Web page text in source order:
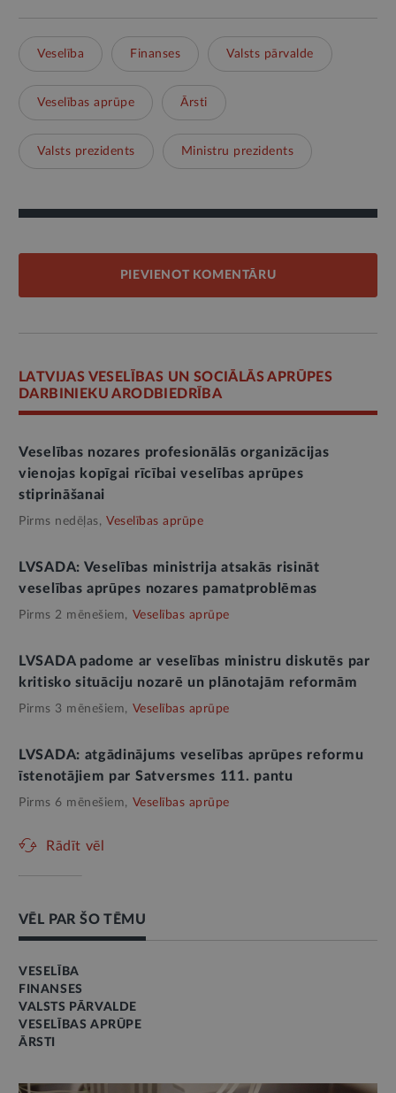
Veselība Finanses Valsts pārvalde
Veselības aprūpe Ārsti
Valsts prezidents Ministru prezidents
PIEVIENOT KOMENTĀRU
LATVIJAS VESELĪBAS UN SOCIĀLĀS APRŪPES
DARBINIEKU ARODBIEDRĪBA
Veselības nozares profesionālās organizācijas
vienojas kopīgai rīcībai veselības aprūpes
stiprināšanai
Pirms nedēļas, Veselības aprūpe
LVSADA: Veselības ministrija atsakās risināt
veselības aprūpes nozares pamatproblēmas
Pirms 2 mēnešiem, Veselības aprūpe
LVSADA padome ar veselības ministru diskutēs par
kritisko situāciju nozarē un plānotajām reformām
Pirms 3 mēnešiem, Veselības aprūpe
LVSADA: atgādinājums veselības aprūpes reformu
īstenotājiem par Satversmes 111. pantu
Pirms 6 mēnešiem, Veselības aprūpe
Rādīt vēl
VĒL PAR ŠO TĒMU
VESELĪBA
FINANSES
VALSTS PĀRVALDE
VESELĪBAS APRŪPE
ĀRSTI